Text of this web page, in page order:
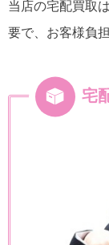
当店の宅配買取
要で、お客様負
宅